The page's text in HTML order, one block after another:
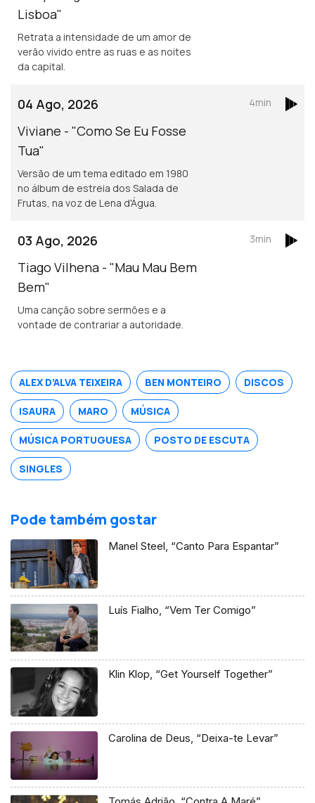
Lisboa"
Retrata a intensidade de um amor de
verão vivido entre as ruas e as noites
da capital.
04 Ago, 2026
Viviane - "Como Se Eu Fosse
Tua"
Versão de um tema editado em 1980
no álbum de estreia dos Salada de
Frutas, na voz de Lena d'Água.
4min
03 Ago, 2026
Tiago Vilhena - "Mau Mau Bem
Bem"
Uma canção sobre sermões e a
vontade de contrariar a autoridade.
3min
ALEX D’ALVA TEIXEIRA BEN MONTEIRO DISCOS
ISAURA MARO MÚSICA
MÚSICA PORTUGUESA POSTO DE ESCUTA
SINGLES
Pode também gostar
Manel Steel, “Canto Para Espantar”
Luís Fialho, “Vem Ter Comigo”
Klin Klop, “Get Yourself Together”
Carolina de Deus, “Deixa-te Levar”